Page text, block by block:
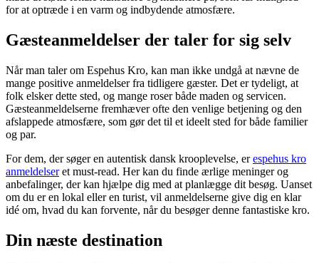
for at optræde i en varm og indbydende atmosfære.
Gæsteanmeldelser der taler for sig selv
Når man taler om Espehus Kro, kan man ikke undgå at nævne de
mange positive anmeldelser fra tidligere gæster. Det er tydeligt, at
folk elsker dette sted, og mange roser både maden og servicen.
Gæsteanmeldelserne fremhæver ofte den venlige betjening og den
afslappede atmosfære, som gør det til et ideelt sted for både familier
og par.
For dem, der søger en autentisk dansk krooplevelse, erespehus kro
anmeldelseret must-read. Her kan du finde ærlige meninger og
anbefalinger, der kan hjælpe dig med at planlægge dit besøg. Uanset
om du er en lokal eller en turist, vil anmeldelserne give dig en klar
idé om, hvad du kan forvente, når du besøger denne fantastiske kro.
Din næste destination